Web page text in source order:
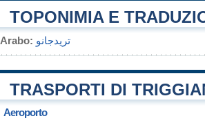
TOPONIMIA E
Arabo: تريدجانو
TRASPORTI DI
Aeroporto